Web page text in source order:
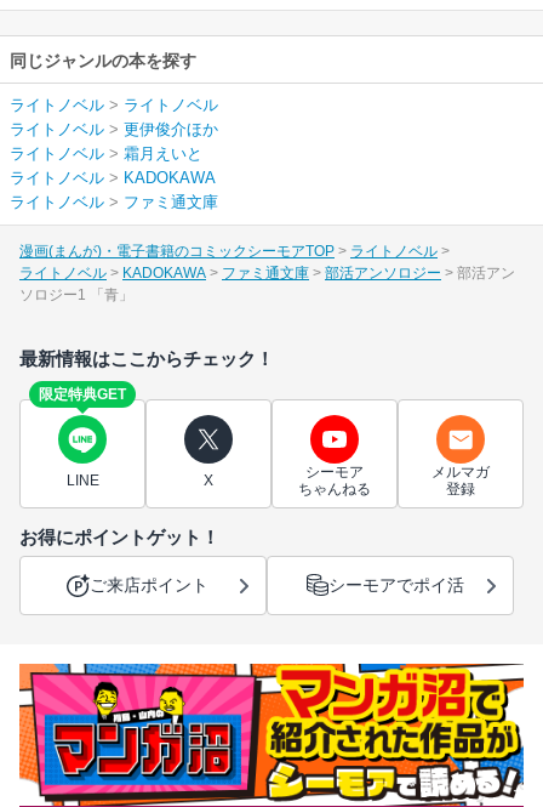
同じジャンルの本を探す
ライトノベル > ライトノベル
ライトノベル > 更伊俊介ほか
ライトノベル > 霜月えいと
ライトノベル > KADOKAWA
ライトノベル > ファミ通文庫
漫画(まんが)・電子書籍のコミックシーモアTOP
ライトノベル
ライトノベル
KADOKAWA ファミ通文庫 部活アンソロジー
部活アン
ソロジー1 「青」
最新情報はここからチェック！
限定特典GET
LINE X
シーモア
ちゃんねる
メルマガ
登録
お得にポイントゲット！
ご来店ポイント シーモアでポイ活